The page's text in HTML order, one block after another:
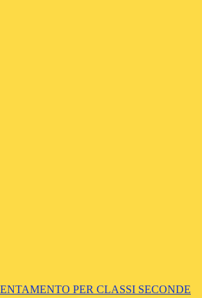
PER CLASSI SECONDE